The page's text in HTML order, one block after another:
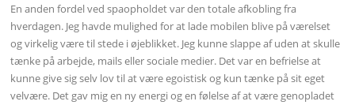
En anden fordel ved spaopholdet var den totale afkobling fra
hverdagen. Jeg havde mulighed for at lade mobilen blive på værelset
og virkelig være til stede i øjeblikket. Jeg kunne slappe af uden at skulle
tænke på arbejde, mails eller sociale medier. Det var en befrielse at
kunne give sig selv lov til at være egoistisk og kun tænke på sit eget
velvære. Det gav mig en ny energi og en følelse af at være genopladet